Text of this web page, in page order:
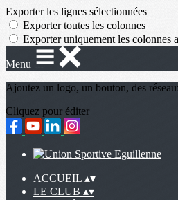
Exporter les lignes sélectionnées
Exporter toutes les colonnes
Exporter uniquement les colonnes
Menu
Ajoutez un logo, un bouton, des
Cliquez pour éditer
ACCUEIL ▴▾
LE CLUB ▴▾